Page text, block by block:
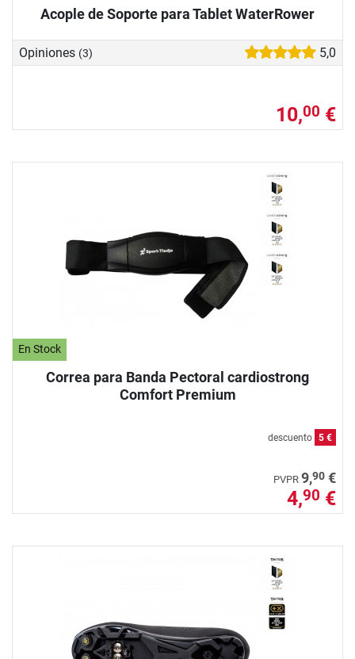
Acople de Soporte para Tablet WaterRower
Opiniones (3) 5,0
10,00 €
En Stock
Correa para Banda Pectoral cardiostrong
Comfort Premium
descuento 5 €
PVPR 9,90 €
4,90 €